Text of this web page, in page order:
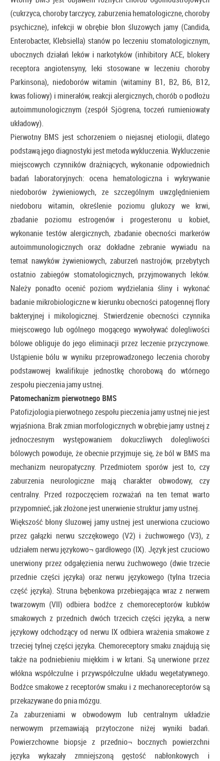
(cukrzyca, choroby tarczycy, zaburzenia hematologiczne, choroby
psychiczne), infekcji w obrębie błon śluzowych jamy (Candida,
Enterobacter, Klebsiella) stanów po leczeniu stomatologicznym,
ubocznych działań leków i narkotyków (inhibitory ACE, blokery
receptora angiotensyny, leki stosowane w leczeniu choroby
Parkinsona), niedoborów witamin (witaminy B1, B2, B6, B12,
kwas foliowy) i minerałów, reakcji alergicznych, chorób o podłożu
autoimmunologicznym (zespół Sjögrena, toczeń rumieniowaty
układowy).
Pierwotny BMS jest schorzeniem o niejasnej etiologii, dlatego
podstawą jego diagnostyki jest metoda wykluczenia. Wykluczenie
miejscowych czynników drażniących, wykonanie odpowiednich
badań laboratoryjnych: ocena hematologiczna i wykrywanie
niedoborów żywieniowych, ze szczególnym uwzględnieniem
niedoboru witamin, określenie poziomu glukozy we krwi,
zbadanie poziomu estrogenów i progesteronu u kobiet,
wykonanie testów alergicznych, zbadanie obecności markerów
autoimmunologicznych oraz dokładne zebranie wywiadu na
temat nawyków żywieniowych, zaburzeń nastrojów, przebytych
ostatnio zabiegów stomatologicznych, przyjmowanych leków.
Należy ponadto ocenić poziom wydzielania śliny i wykonać
badanie mikrobiologiczne w kierunku obecności patogennej flory
bakteryjnej i mikologicznej. Stwierdzenie obecności czynnika
miejscowego lub ogólnego mogącego wywoływać dolegliwości
bólowe obliguje do jego eliminacji przez leczenie przyczynowe.
Ustąpienie bólu w wyniku przeprowadzonego leczenia choroby
podstawowej kwalifikuje jednostkę chorobową do wtórnego
zespołu pieczenia jamy ustnej.
Patomechanizm pierwotnego BMS
Patofizjologia pierwotnego zespołu pieczenia jamy ustnej nie jest
wyjaśniona. Brak zmian morfologicznych w obrębie jamy ustnej z
jednoczesnym występowaniem dokuczliwych dolegliwości
bólowych powoduje, że obecnie przyjmuje się, że ból w BMS ma
mechanizm neuropatyczny. Przedmiotem sporów jest to, czy
zaburzenia neurologiczne mają charakter obwodowy, czy
centralny. Przed rozpoczęciem rozważań na ten temat warto
przypomnieć, jak złożone jest unerwienie struktur jamy ustnej.
Większość błony śluzowej jamy ustnej jest unerwiona czuciowo
przez gałązki nerwu szczękowego (V2) i żuchwowego (V3), z
udziałem nerwu językowo¬ gardłowego (IX). Język jest czuciowo
unerwiony przez odgałęzienia nerwu żuchwowego (dwie trzecie
przednie części języka) oraz nerwu językowego (tylna trzecia
część języka). Struna bębenkowa przebiegająca wraz z nerwem
twarzowym (VII) odbiera bodźce z chemoreceptorów kubków
smakowych z przednich dwóch trzecich części języka, a nerw
językowy odchodzący od nerwu IX odbiera wrażenia smakowe z
trzeciej tylnej części języka. Chemoreceptory smaku znajdują się
także na podniebieniu miękkim i w krtani. Są unerwione przez
włókna współczulne i przywspółczulne układu wegetatywnego.
Bodźce smakowe z receptorów smaku i z mechanoreceptorów są
przekazywane do pnia mózgu.
Za zaburzeniami w obwodowym lub centralnym układzie
nerwowym przemawiają przytoczone niżej wyniki badań.
Powierzchowne biopsje z przednio¬ bocznych powierzchni
języka wykazały zmniejszoną gęstość nabłonkowych i